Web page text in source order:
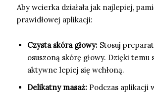
Aby wcierka działała jak najlepiej,
prawidłowej aplikacji:
Czysta skóra głowy: Stosuj
osuszoną skórę głowy. Dzięki temu
aktywne lepiej się wchłoną.
Delikatny masaż: Podczas aplikacji